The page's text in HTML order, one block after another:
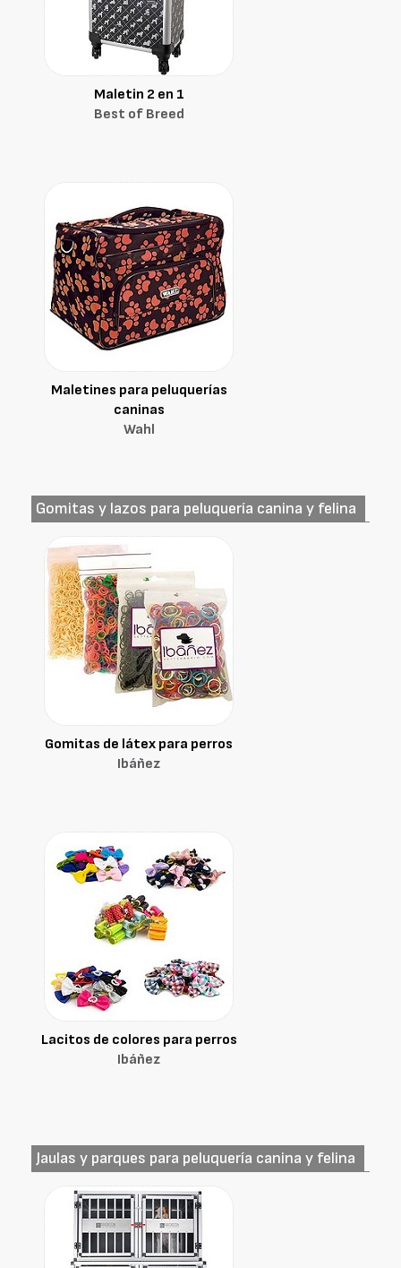
Maletin 2 en 1
Best of Breed
Maletines para peluquerías
caninas
Wahl
Gomitas y lazos para peluquería canina y felina
Gomitas de látex para perros
Ibáñez
Lacitos de colores para perros
Ibáñez
Jaulas y parques para peluquería canina y felina